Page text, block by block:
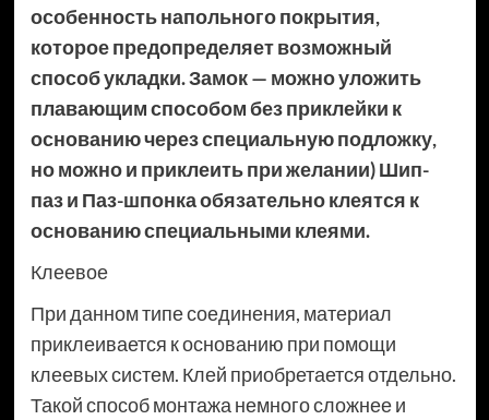
особенность напольного покрытия,
которое предопределяет возможный
способ укладки. Замок — можно уложить
плавающим способом без приклейки к
основанию через специальную подложку,
но можно и приклеить при желании) Шип-
паз и Паз-шпонка обязательно клеятся к
основанию специальными клеями.
Клеевое
При данном типе соединения, материал
приклеивается к основанию при помощи
клеевых систем. Клей приобретается отдельно.
Такой способ монтажа немного сложнее и